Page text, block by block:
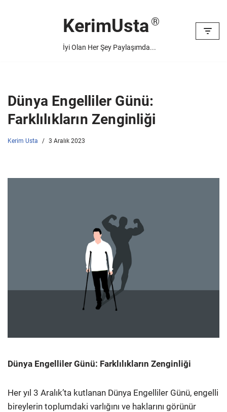
KerimUsta
İyi Olan Her Şey Paylaşımda...
Dünya Engelliler Günü:
Farklılıkların Zenginliği
Kerim Usta 3 Aralık 2023
Dünya Engelliler Günü: Farklılıkların Zenginliği
Her yıl 3 Aralık’ta kutlanan Dünya Engelliler Günü, engelli
bireylerin toplumdaki varlığını ve haklarını görünür